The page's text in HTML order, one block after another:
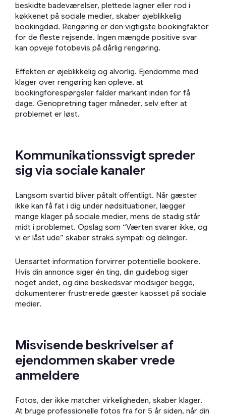
beskidte badeværelser, plettede lagner eller rod i
køkkenet på sociale medier, skaber øjeblikkelig
bookingdød. Rengøring er den vigtigste bookingfaktor
for de fleste rejsende. Ingen mængde positive svar
kan opveje fotobevis på dårlig rengøring.
Effekten er øjeblikkelig og alvorlig. Ejendomme med
klager over rengøring kan opleve, at
bookingforespørgsler falder markant inden for få
dage. Genopretning tager måneder, selv efter at
problemet er løst.
Kommunikationssvigt spreder
sig via sociale kanaler
Langsom svartid bliver påtalt offentligt. Når gæster
ikke kan få fat i dig under nødsituationer, lægger
mange klager på sociale medier, mens de stadig står
midt i problemet. Opslag som “Værten svarer ikke, og
vi er låst ude” skaber straks sympati og delinger.
Uensartet information forvirrer potentielle bookere.
Hvis din annonce siger én ting, din guidebog siger
noget andet, og dine beskedsvar modsiger begge,
dokumenterer frustrerede gæster kaosset på sociale
medier.
Misvisende beskrivelser af
ejendommen skaber vrede
anmeldere
Fotos, der ikke matcher virkeligheden, skaber klager.
At bruge professionelle fotos fra for 5 år siden, når din